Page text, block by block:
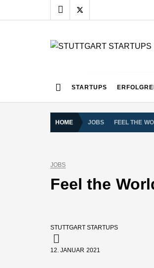
to
STARTUPS
HOME JOBS FEEL THE
JOBS
Feel the
STUTTGART STARTUPS
12. JANUAR 2021